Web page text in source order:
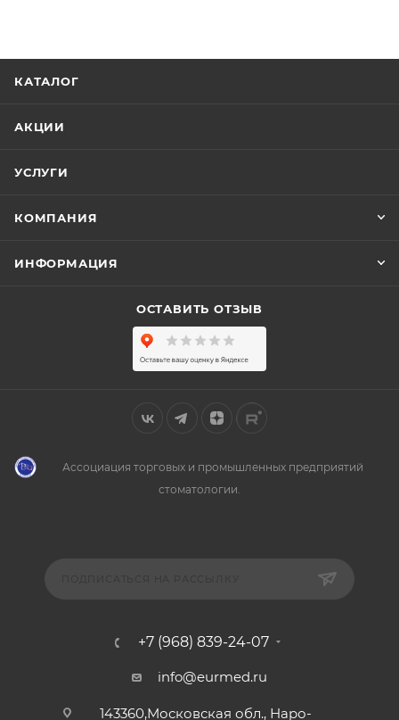
КАТАЛОГ
АКЦИИ
УСЛУГИ
КОМПАНИЯ
ИНФОРМАЦИЯ
ОСТАВИТЬ ОТЗЫВ
Ассоциация торговых и промышленных предприятий
стоматологии.
+7 (968) 839-24-07
info@eurmed.ru
143360,Московская обл., Наро-